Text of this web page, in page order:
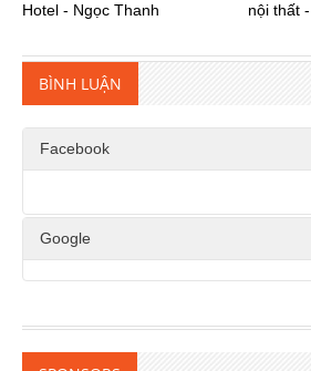
BÌNH LUẬN
Facebook
Google